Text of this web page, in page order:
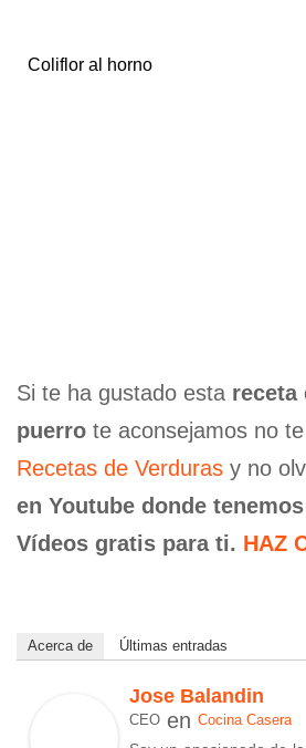
Coliflor al horno
Si te ha gustado esta receta
puerro te aconsejamos no
Recetas de Verduras y no
en Youtube donde
Vídeos gratis para ti. HAZ
Acerca de Últimas entradas
Jose Balandin
CEO en Cocina Casera